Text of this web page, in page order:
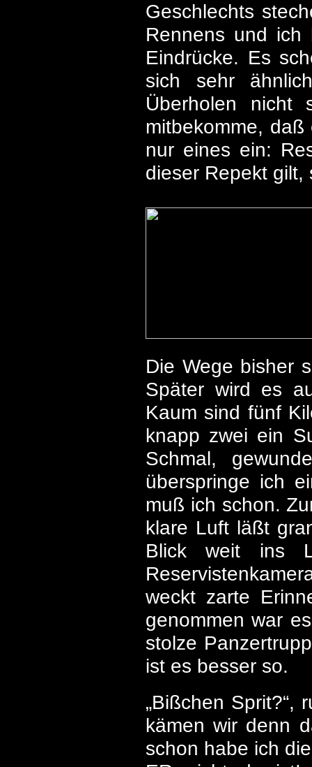
Geschlechts
Rennens und ich
Eindrücke. Es
sich sehr
Überholen nicht
mitbekomme,
nur eines ein:
dieser Repekt
Die Wege bisher
Später wird es
Kaum sind fünf
knapp zwei ein
Schmal,
überspringe ich
muß ich schon.
klare Luft läßt
Blick weit ins
weckt zarte
genommen war
stolze
ist es besser so.
„Bißchen Sprit?“,
kämen wir denn
schon habe ich